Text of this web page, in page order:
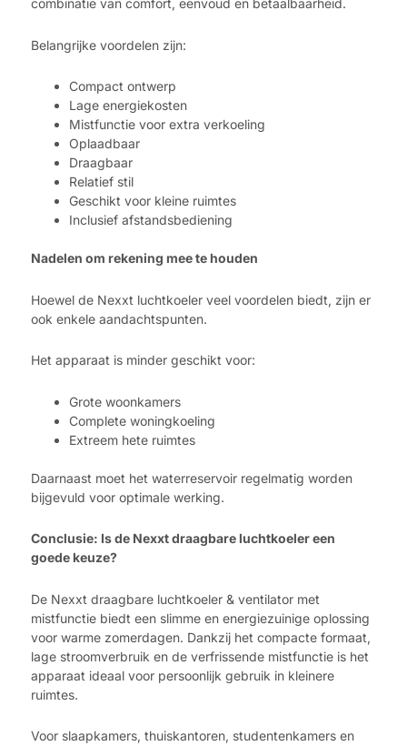
combinatie van comfort, eenvoud en betaalbaarheid.
Belangrijke voordelen zijn:
Compact ontwerp
Lage energiekosten
Mistfunctie voor extra verkoeling
Oplaadbaar
Draagbaar
Relatief stil
Geschikt voor kleine ruimtes
Inclusief afstandsbediening
Nadelen om rekening mee te houden
Hoewel de Nexxt luchtkoeler veel voordelen biedt, zijn er
ook enkele aandachtspunten.
Het apparaat is minder geschikt voor:
Grote woonkamers
Complete woningkoeling
Extreem hete ruimtes
Daarnaast moet het waterreservoir regelmatig worden
bijgevuld voor optimale werking.
Conclusie: Is de Nexxt draagbare luchtkoeler een
goede keuze?
De Nexxt draagbare luchtkoeler & ventilator met
mistfunctie biedt een slimme en energiezuinige oplossing
voor warme zomerdagen. Dankzij het compacte formaat,
lage stroomverbruik en de verfrissende mistfunctie is het
apparaat ideaal voor persoonlijk gebruik in kleinere
ruimtes.
Voor slaapkamers, thuiskantoren, studentenkamers en